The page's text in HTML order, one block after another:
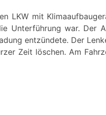
LKW mit
Unterführung war. Der
entzündete. Der
Zeit löschen. Am